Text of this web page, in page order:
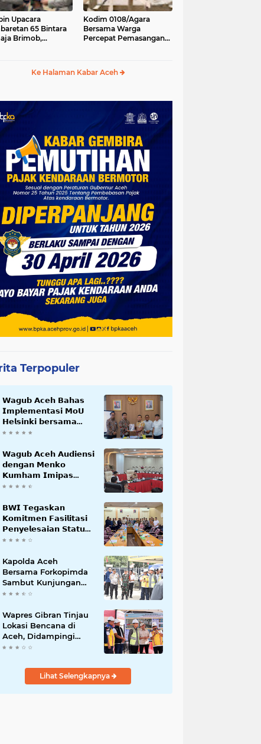
Upacara
65 Bintara
Brimob,
Kodim 0108/Agara
Bersama Warga
Percepat Pemasangan
Ke Halaman Kabar Aceh
Terpopuler
𝗪𝗮𝗴𝘂𝗯 𝗔𝗰𝗲𝗵 𝗕𝗮𝗵𝗮𝘀
𝗜𝗺𝗽𝗹𝗲𝗺𝗲𝗻𝘁𝗮𝘀𝗶 𝗠𝗼𝗨
𝗛𝗲𝗹𝘀𝗶𝗻𝗸𝗶 𝗯𝗲𝗿𝘀𝗮𝗺𝗮
𝗦𝗲𝗸𝗿𝗲𝘁𝗮𝗿𝗶𝗮𝘁 𝗡𝗲𝗴𝗮𝗿𝗮
𝗪𝗮𝗴𝘂𝗯 𝗔𝗰𝗲𝗵 𝗔𝘂𝗱𝗶𝗲𝗻𝘀𝗶
𝗱𝗲𝗻𝗴𝗮𝗻 𝗠𝗲𝗻𝗸𝗼
𝗞𝘂𝗺𝗵𝗮𝗺 𝗜𝗺𝗶𝗽𝗮𝘀
𝗧𝗲𝗿𝗸𝗮𝗶𝘁 𝗦𝘁𝗮𝘁𝘂𝘀 𝗪𝗮𝗸𝗮𝗳
𝗕𝗪𝗜 𝗧𝗲𝗴𝗮𝘀𝗸𝗮𝗻
𝗞𝗼𝗺𝗶𝘁𝗺𝗲𝗻 𝗙𝗮𝘀𝗶𝗹𝗶𝘁𝗮𝘀𝗶
𝗣𝗲𝗻𝘆𝗲𝗹𝗲𝘀𝗮𝗶𝗮𝗻 𝗦𝘁𝗮𝘁𝘂𝘀
𝗪𝗮𝗸𝗮𝗳 𝗕𝗹𝗮𝗻𝗴 𝗣𝗮𝗱𝗮𝗻𝗴
Kapolda Aceh
Bersama Forkopimda
Sambut Kunjungan
Kerja Wakil Presiden
Bireuen
Wapres Gibran Tinjau
Lokasi Bencana di
Aceh, Didampingi
Wagub Dek Fadh
Lihat Selengkapnya